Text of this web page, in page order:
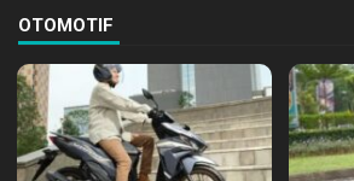
OTOMOTIF